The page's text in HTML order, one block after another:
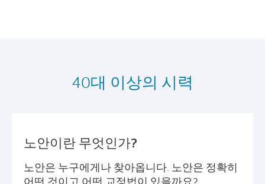
40대 이상의 시력
노안이란 무엇인가?
노안은 누구에게나 찾아옵니다. 노안은 정확히